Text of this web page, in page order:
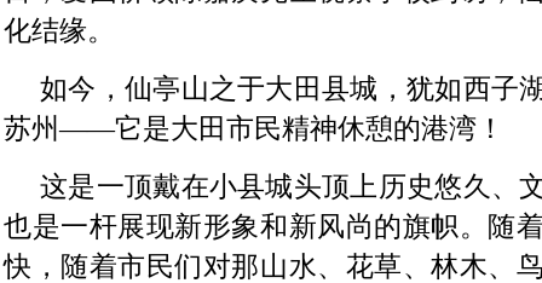
化结缘。
如今，仙亭山之于大田县城，犹如西子
苏州——它是大田市民精神休憩的港湾！
这是一顶戴在小县城头顶上历史悠久、
也是一杆展现新形象和新风尚的旗帜。随
快，随着市民们对那山水、花草、林木、